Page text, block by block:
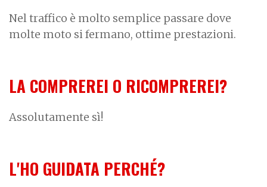
Nel traffico è molto semplice passare dove
molte moto si fermano, ottime prestazioni.
LA COMPREREI O RICOMPREREI?
Assolutamente sì!
L'HO GUIDATA PERCHÉ?